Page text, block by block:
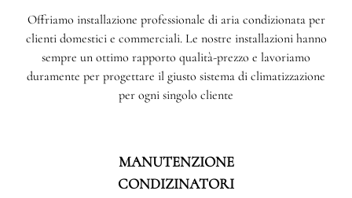
Offriamo installazione professionale di aria condizionata per
clienti domestici e commerciali. Le nostre installazioni hanno
sempre un ottimo rapporto qualità-prezzo e lavoriamo
duramente per progettare il giusto sistema di climatizzazione
per ogni singolo cliente
MANUTENZIONE
CONDIZINATORI